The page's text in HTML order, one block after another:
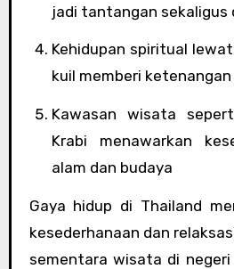
jadi tantangan sekaligus
Kehidupan spiritual lewat kunjungan ke kuil-
kuil memberi
Kawasan wisata seperti Chiang Mai dan
Krabi menawarkan
alam dan budaya
Gaya hidup di Thailand
kesederhanaan dan
sementara wisata di